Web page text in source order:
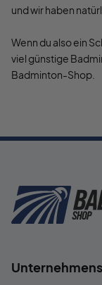
und wir haben
Wenn du also ein
viel günstige
Badminton-Shop.